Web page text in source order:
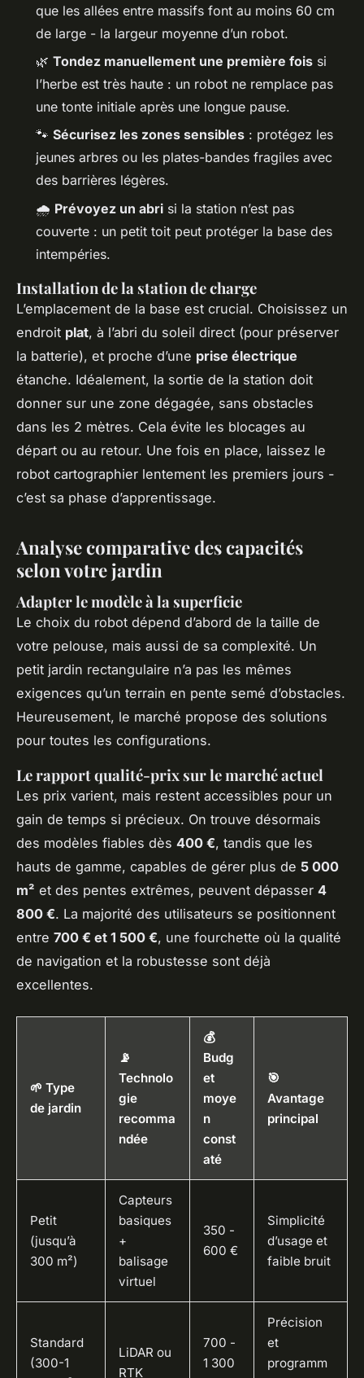
que les allées entre massifs font au moins 60 cm
de large - la largeur moyenne d’un robot.
🌿 Tondez manuellement une première fois si
l’herbe est très haute : un robot ne remplace pas
une tonte initiale après une longue pause.
🐾 Sécurisez les zones sensibles : protégez les
jeunes arbres ou les plates-bandes fragiles avec
des barrières légères.
🌧 Prévoyez un abri si la station n’est pas
couverte : un petit toit peut protéger la base des
intempéries.
Installation de la station de charge
L’emplacement de la base est crucial. Choisissez un
endroit plat, à l’abri du soleil direct (pour préserver
la batterie), et proche d’une prise électrique
étanche. Idéalement, la sortie de la station doit
donner sur une zone dégagée, sans obstacles
dans les 2 mètres. Cela évite les blocages au
départ ou au retour. Une fois en place, laissez le
robot cartographier lentement les premiers jours -
c’est sa phase d’apprentissage.
Analyse comparative des capacités
selon votre jardin
Adapter le modèle à la superficie
Le choix du robot dépend d’abord de la taille de
votre pelouse, mais aussi de sa complexité. Un
petit jardin rectangulaire n’a pas les mêmes
exigences qu’un terrain en pente semé d’obstacles.
Heureusement, le marché propose des solutions
pour toutes les configurations.
Le rapport qualité-prix sur le marché actuel
Les prix varient, mais restent accessibles pour un
gain de temps si précieux. On trouve désormais
des modèles fiables dès 400 €, tandis que les
hauts de gamme, capables de gérer plus de 5 000
m² et des pentes extrêmes, peuvent dépasser 4
800 €. La majorité des utilisateurs se positionnent
entre 700 € et 1 500 €, une fourchette où la qualité
de navigation et la robustesse sont déjà
excellentes.
🌱 Type
de jardin
📡
Technolo
gie
recomma
ndée
💰
Budg
et
moye
n
const
até
🎯
Avantage
principal
Petit
(jusqu’à
300 m²)
Capteurs
basiques
+
balisage
virtuel
350 -
600 €
Simplicité
d’usage et
faible bruit
Standard
(300-1
LiDAR ou
RTK
700 -
1 300
Précision
et
programm